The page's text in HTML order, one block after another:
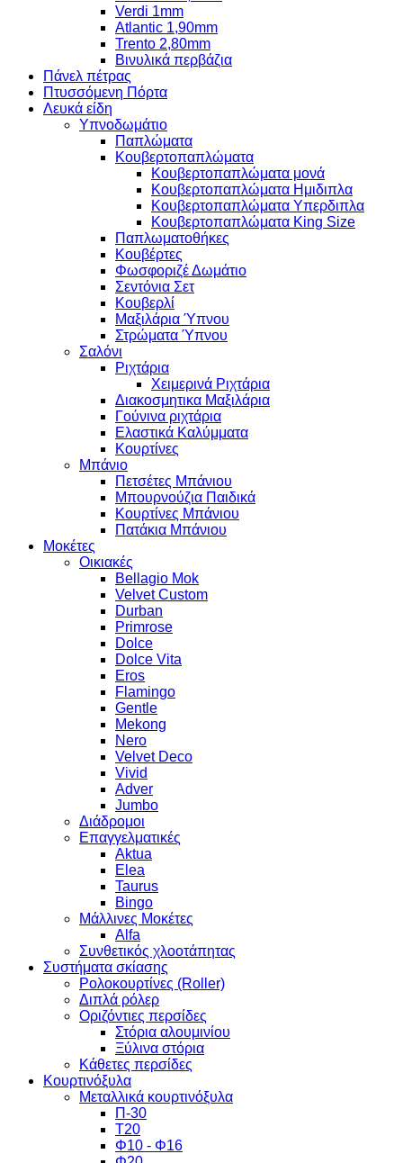
Verdi 1mm
Atlantic 1,90mm
Trento 2,80mm
Βινυλικά περβάζια
Πάνελ πέτρας
Πτυσσόμενη Πόρτα
Λευκά είδη
Υπνοδωμάτιο
Παπλώματα
Κουβερτοπαπλώματα
Κουβερτοπαπλώματα μονά
Κουβερτοπαπλώματα Ημιδιπλα
Κουβερτοπαπλώματα Υπερδιπλα
Κουβερτοπαπλώματα King Size
Παπλωματοθήκες
Κουβέρτες
Φωσφοριζέ Δωμάτιο
Σεντόνια Σετ
Κουβερλί
Μαξιλάρια Ύπνου
Στρώματα Ύπνου
Σαλόνι
Ριχτάρια
Χειμερινά Ριχτάρια
Διακοσμητικα Μαξιλάρια
Γούνινα ριχτάρια
Ελαστικά Καλύμματα
Κουρτίνες
Μπάνιο
Πετσέτες Μπάνιου
Μπουρνούζια Παιδικά
Κουρτίνες Μπάνιου
Πατάκια Μπάνιου
Μοκέτες
Οικιακές
Bellagio Mok
Velvet Custom
Durban
Primrose
Dolce
Dolce Vita
Eros
Flamingo
Gentle
Mekong
Nero
Velvet Deco
Vivid
Adver
Jumbo
Διάδρομοι
Επαγγελματικές
Aktua
Elea
Taurus
Bingo
Μάλλινες Μοκέτες
Alfa
Συνθετικός χλοοτάπητας
Συστήματα σκίασης
Ρολοκουρτίνες (Roller)
Διπλά ρόλερ
Οριζόντιες περσίδες
Στόρια αλουμινίου
Ξύλινα στόρια
Κάθετες περσίδες
Κουρτινόξυλα
Μεταλλικά κουρτινόξυλα
Π-30
Τ20
Φ10 - Φ16